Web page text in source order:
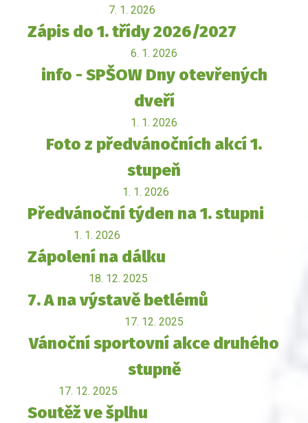
7. 1. 2026
Zápis do 1. třídy 2026/2027
6. 1. 2026
info - SPŠOW Dny otevřených
dveří
1. 1. 2026
Foto z předvánočních akcí 1.
stupeň
1. 1. 2026
Předvánoční týden na 1. stupni
1. 1. 2026
Zápolení na dálku
18. 12. 2025
7. A na výstavě betlémů
17. 12. 2025
Vánoční sportovní akce druhého
stupně
17. 12. 2025
Soutěž ve šplhu